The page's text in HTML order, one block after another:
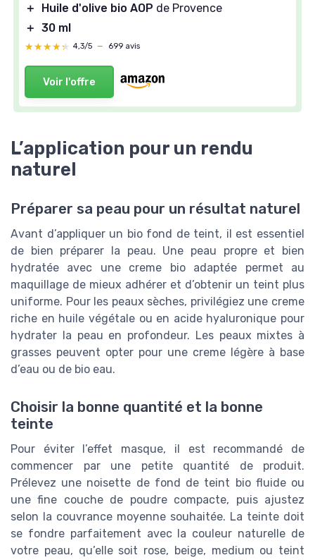
＋
Huile d'olive bio AOP de Provence
＋ 30 ml
★★★★★
★★★★★ 4,3/5 — 699 avis
Voir l'offre
L’application pour un rendu
naturel
Préparer sa peau pour un résultat naturel
Avant d’appliquer un bio fond de teint, il est essentiel
de bien préparer la peau. Une peau propre et bien
hydratée avec une creme bio adaptée permet au
maquillage de mieux adhérer et d’obtenir un teint plus
uniforme. Pour les peaux sèches, privilégiez une creme
riche en huile végétale ou en acide hyaluronique pour
hydrater la peau en profondeur. Les peaux mixtes à
grasses peuvent opter pour une creme légère à base
d’eau ou de bio eau.
Choisir la bonne quantité et la bonne
teinte
Pour éviter l’effet masque, il est recommandé de
commencer par une petite quantité de produit.
Prélevez une noisette de fond de teint bio fluide ou
une fine couche de poudre compacte, puis ajustez
selon la couvrance moyenne souhaitée. La teinte doit
se fondre parfaitement avec la couleur naturelle de
votre peau, qu’elle soit rose, beige, medium ou teint